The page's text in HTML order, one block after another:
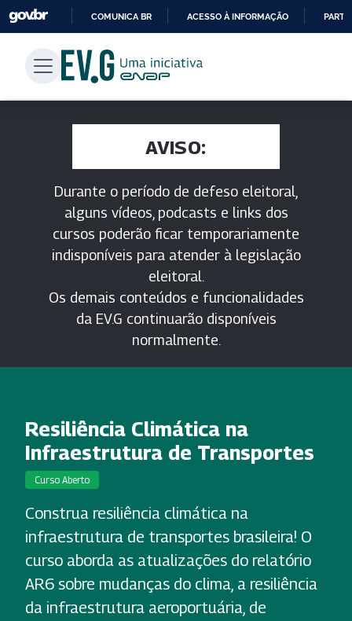
PARA
CONTEÚDO
COMUNICA BR ACESSO À INFORMAÇÃO
AVISO:
Durante o período de defeso eleitoral,
alguns vídeos, podcasts e links dos
cursos poderão ficar temporariamente
indisponíveis para atender à legislação
eleitoral.
Os demais conteúdos e funcionalidades
da EV.G continuarão disponíveis
normalmente.
Resiliência Climática na
Infraestrutura de Transportes
Curso Aberto
Construa resiliência climática na
infraestrutura de transportes brasileira! O
curso aborda as atualizações do relatório
AR6 sobre mudanças do clima, a resiliência
da infraestrutura aeroportuária, de